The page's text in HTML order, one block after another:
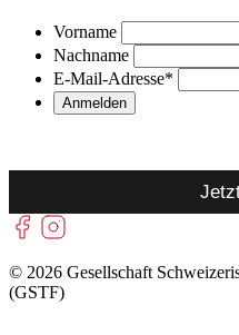
Vorname
Nachname
E-Mail-Adresse*
© 2026 Gesellschaft
(GSTF)